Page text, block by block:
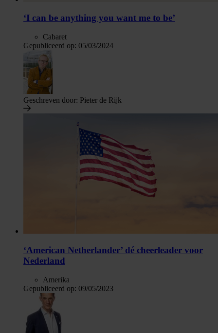
‘I can be anything you want me to be’
Cabaret
Gepubliceerd op: 05/03/2024
Geschreven door: Pieter de Rijk
‘American Netherlander’ dé cheerleader voor
Nederland
Amerika
Gepubliceerd op: 09/05/2023